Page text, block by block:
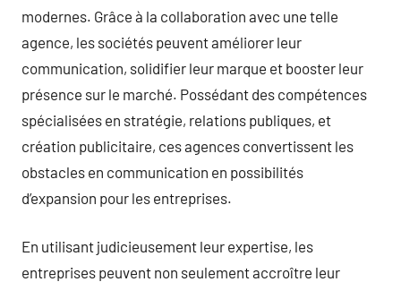
modernes. Grâce à la collaboration avec une telle
agence, les sociétés peuvent améliorer leur
communication, solidifier leur marque et booster leur
présence sur le marché. Possédant des compétences
spécialisées en stratégie, relations publiques, et
création publicitaire, ces agences convertissent les
obstacles en communication en possibilités
d’expansion pour les entreprises.
En utilisant judicieusement leur expertise, les
entreprises peuvent non seulement accroître leur